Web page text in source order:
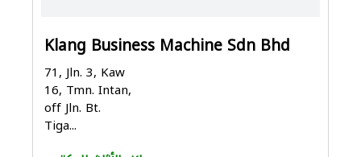
Klang Business Machine Sdn Bhd
71, Jln. 3, Kaw
16, Tmn. Intan,
off Jln. Bt.
Tiga...